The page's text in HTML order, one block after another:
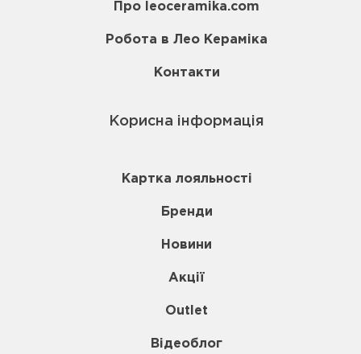
Про leoceramika.com
Робота в Лео Кераміка
Контакти
Корисна інформація
Картка лояльності
Бренди
Новини
Акції
Outlet
Відеоблог